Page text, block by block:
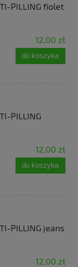
PILLING fiolet
12,00 zł
do koszyka
PILLING
12,00 zł
do koszyka
PILLING jeans
12,00 zł